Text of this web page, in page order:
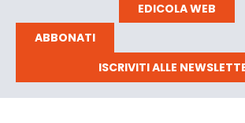
EDICOLA WEB
ABBONATI
ISCRIVITI ALLE